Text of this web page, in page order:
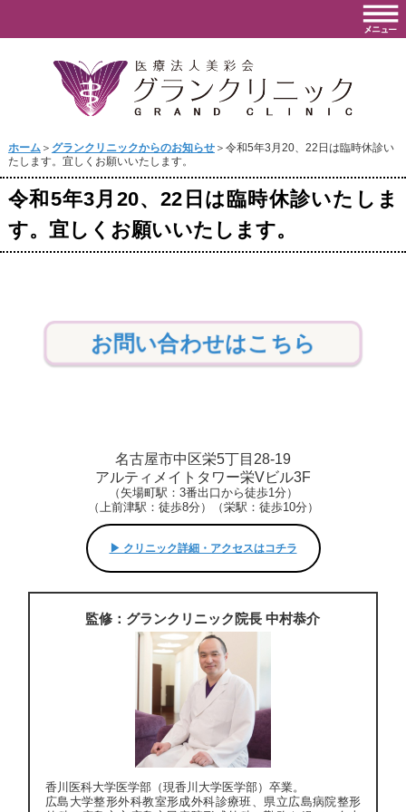
ホーム＞ グランクリニックからのお知らせ＞令和5年3月20、22日は臨時休診い
たします。宜しくお願いいたします。
令和5年3月20、22日は臨時休診いたしま
す。宜しくお願いいたします。
お問い合わせはこちら
名古屋市中区栄5丁目28-19
アルティメイトタワー栄Vビル3F
（矢場町駅：3番出口から徒歩1分）
（上前津駅：徒歩8分）（栄駅：徒歩10分）
▶︎ クリニック詳細・アクセスはコチラ
監修：グランクリニック院長 中村恭介
香川医科大学医学部（現香川大学医学部）卒業。
広島大学整形外科教室形成外科診療班、県立広島病院整形